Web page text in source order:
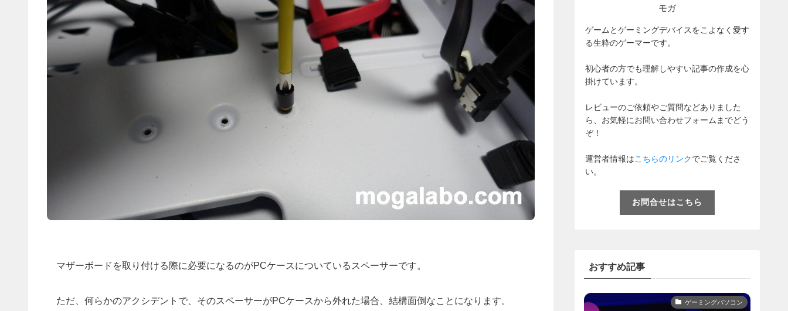
マザーボードを取り付ける際に必要になるのがPCケースについているスペーサーです。
ただ、何らかのアクシデントで、そのスペーサーがPCケースから外れた場合、結構面倒なことになります。
モガ
ゲームとゲーミングデバイスをこよなく愛す
る生粋のゲーマーです。
初心者の方でも理解しやすい記事の作成を心
掛けています。
レビューのご依頼やご質問などありました
ら、お気軽にお問い合わせフォームまでどう
ぞ！
運営者情報はこちらのリンクでご覧くださ
い。
お問合せはこちら
おすすめ記事
ゲーミングパソコン